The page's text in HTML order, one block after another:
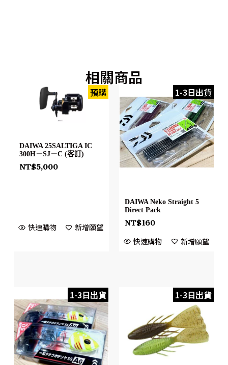
相關商品
預購
DAIWA 25SALTIGA IC
300H－SJ－C (客訂)
NT$5,000
快速購物 新增願望
1-3日出貨
DAIWA Neko Straight 5
Direct Pack
NT$160
快速購物 新增願望
1-3日出貨 1-3日出貨